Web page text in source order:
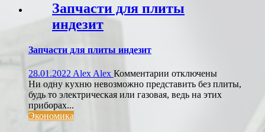
Запчасти для плиты
индезит
Запчасти для плиты индезит
28.01.2022 Alex Alex Комментарии к
записи
Запчасти
отключены
Ни одну кухню невозможно представить без плиты,
будь то электрическая или газовая, ведь на этих
приборах...
Экономика